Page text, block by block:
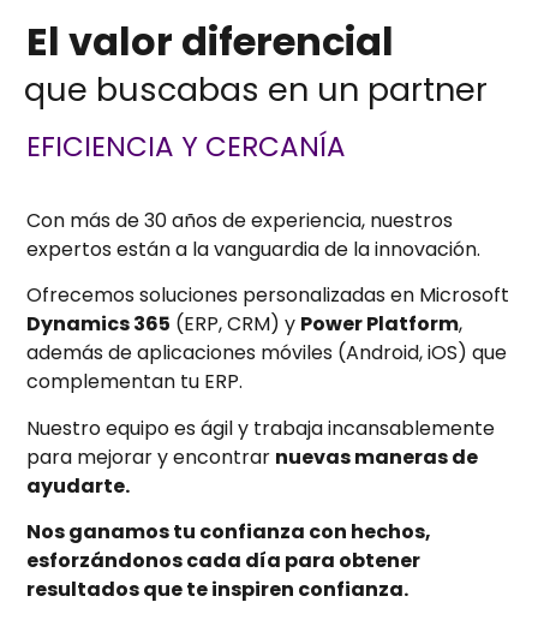
El valor diferencial
que buscabas en un partner
EFICIENCIA Y CERCANÍA
Con más de 30 años de experiencia, nuestros
expertos están a la vanguardia de la innovación.
Ofrecemos soluciones personalizadas en Microsoft
Dynamics 365 (ERP, CRM) y PowerPlatform,
además de aplicaciones móviles (Android, iOS) que
complementan tu ERP.
Nuestro equipo es ágil y trabaja incansablemente
para mejorar y encontrar nuevas maneras de
ayudarte.
Nos ganamos tu confianza con hechos,
esforzándonos cada día para obtener
resultados que te inspiren confianza.